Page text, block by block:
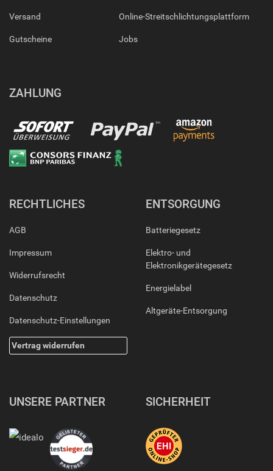
Versand
Gutscheine
Online-Streitschlichtungsplattform
Jobs
ZAHLUNG
RECHTLICHES
AGB
Impressum
Widerrufsrecht
Datenschutz
Datenschutz-Einstellungen
Vertrag widerrufen
ENTSORGUNG
Batteriegesetz
Elektro- und
Elektronikgerätegesetz
Energielabel
Altgeräte-Entsorgung
UNSERE PARTNER SICHERHEIT